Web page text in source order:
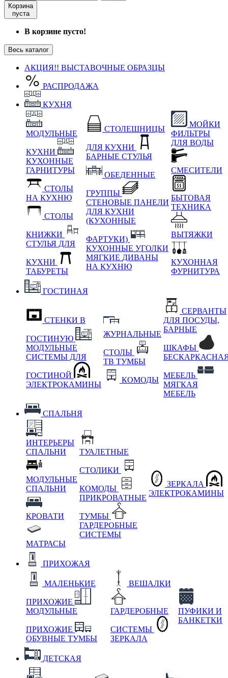
Корзина
пуста
В корзине пусто!
Весь каталог
АКЦИЯ!! ВЫСТАВОЧНЫЕ ОБРАЗЦЫ
РАСПРОДАЖА
КУХНЯ
МОДУЛЬНЫЕ
КУХНИ
КУХОННЫЕ
ГАРНИТУРЫ
СТОЛЫ
НА КУХНЮ
СТОЛЫ
КНИЖКИ
СТУЛЬЯ ДЛЯ
КУХНИ
ТАБУРЕТЫ
СТОЛЕШНИЦЫ
ДЛЯ КУХНИ
БАРНЫЕ СТУЛЬЯ
ОБЕДЕННЫЕ
ГРУППЫ
СТЕНОВЫЕ ПАНЕЛИ
ДЛЯ КУХНИ
(КУХОННЫЕ
ФАРТУКИ)
КУХОННЫЕ УГОЛКИ
МЯГКИЕ ДИВАНЫ
НА КУХНЮ
МОЙКИ
ФИЛЬТРЫ
ДЛЯ ВОДЫ
СМЕСИТЕЛИ
БЫТОВАЯ
ТЕХНИКА
ВЫТЯЖКИ
КУХОННАЯ
ФУРНИТУРА
ГОСТИНАЯ
СТЕНКИ В
ГОСТИНУЮ
МОДУЛЬНЫЕ
СИСТЕМЫ ДЛЯ
ГОСТИНОЙ
ЭЛЕКТРОКАМИНЫ
ЖУРНАЛЬНЫЕ
СТОЛЫ
ТВ ТУМБЫ
КОМОДЫ
СЕРВАНТЫ
ДЛЯ ПОСУДЫ,
БАРНЫЕ
ШКАФЫ
МЕБЕЛЬ
МЯГКАЯ
МЕБЕЛЬ
СПАЛЬНЯ
ИНТЕРЬЕРЫ
СПАЛЬНИ
МОДУЛЬНЫЕ
СПАЛЬНИ
КРОВАТИ
МАТРАСЫ
ТУАЛЕТНЫЕ
СТОЛИКИ
КОМОДЫ
ПРИКРОВАТНЫЕ
ТУМБЫ
ГАРДЕРОБНЫЕ
СИСТЕМЫ
ЗЕРКАЛА
ЭЛЕКТРОКАМИНЫ
ПРИХОЖАЯ
МАЛЕНЬКИЕ
ПРИХОЖИЕ
МОДУЛЬНЫЕ
ПРИХОЖИЕ
ОБУВНЫЕ ТУМБЫ
ВЕШАЛКИ
ГАРДЕРОБНЫЕ
СИСТЕМЫ
ЗЕРКАЛА
ПУФИКИ И
БАНКЕТКИ
ДЕТСКАЯ